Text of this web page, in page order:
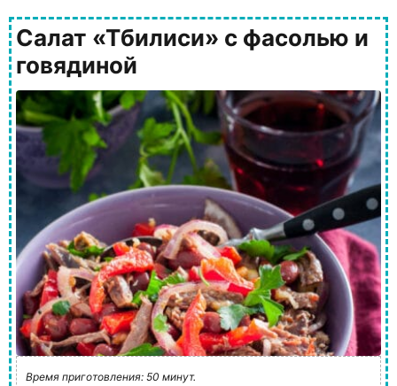
Салат «Тбилиси» с фасолью и
говядиной
Время приготовления: 50 минут.